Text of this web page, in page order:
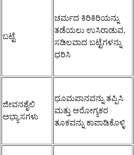
ಬಟ್ಟೆ
ಚರ್ಮದ ಕಿರಿಕಿರಿಯನ್ನು
ತಡೆಯಲು ಉಸಿರಾಡುವ,
ಸಡಿಲವಾದ ಬಟ್ಟೆಗಳನ್ನು
ಧರಿಸಿ
ಜೀವನಶೈಲಿ
ಅಭ್ಯಾಸಗಳು
ಧೂಮಪಾನವನ್ನು ತಪ್ಪಿಸಿ
ಮತ್ತು ಆರೋಗ್ಯಕರ
ತೂಕವನ್ನು ಕಾಪಾಡಿಕೊಳ್ಳಿ